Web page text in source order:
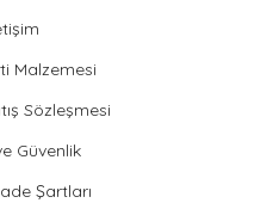
Malzemesi
Sözleşmesi
Güvenlik
Şartları